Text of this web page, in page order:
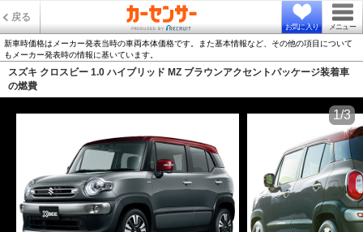
戻る
お気に入り メニュー
新車時価格はメーカー発表当時の車両本体価格です。また基本情報など、その他の項目について
もメーカー発表時の情報に基いています。
スズキ クロスビー 1.0 ハイブリッド MZ ブラウンアクセントパッケージ装着車
の燃費
1/3